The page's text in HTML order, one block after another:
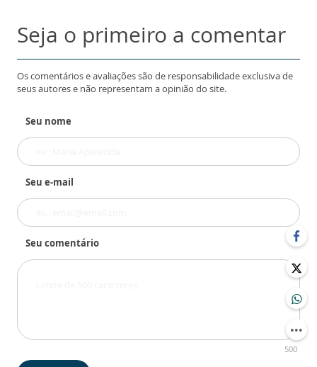
Seja o primeiro a comentar
Os comentários e avaliações são de responsabilidade exclusiva de
seus autores e não representam a opinião do site.
Seu nome
Seu e-mail
Seu comentário
500